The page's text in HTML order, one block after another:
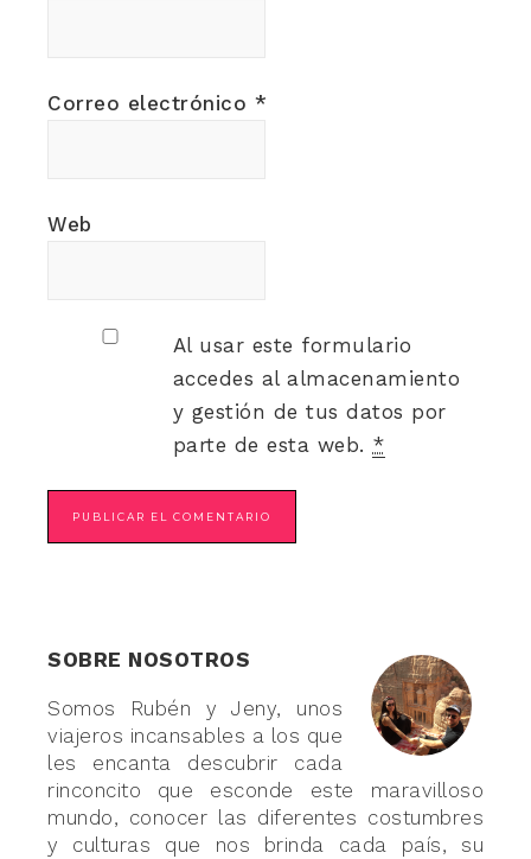
Correo electrónico *
Web
Al usar este formulario
accedes al almacenamiento
y gestión de tus datos por
parte de esta web. *
SOBRE NOSOTROS
Somos Rubén y Jeny, unos
viajeros incansables a los que
les encanta descubrir cada
rinconcito que esconde este maravilloso
mundo, conocer las diferentes costumbres
y culturas que nos brinda cada país, su